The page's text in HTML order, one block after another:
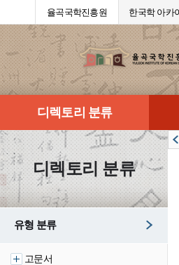
율곡국학진흥원 한국학 아카
디렉토리 분류
디렉토리 분류
유형 분류
고문서